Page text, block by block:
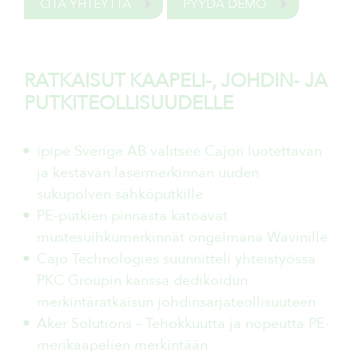
OTA YHTEYTTÄ PYYDÄ DEMO
RATKAISUT KAAPELI-, JOHDIN- JA
PUTKITEOLLISUUDELLE
ipipe Sverige AB valitsee Cajon luotettavan
ja kestävän lasermerkinnän uuden
sukupolven sähköputkille
PE-putkien pinnasta katoavat
mustesuihkumerkinnät ongelmana Wavinille
Cajo Technologies suunnitteli yhteistyössä
PKC Groupin kanssa dedikoidun
merkintäratkaisun johdinsarjateollisuuteen
Aker Solutions – Tehokkuutta ja nopeutta PE-
merikaapelien merkintään